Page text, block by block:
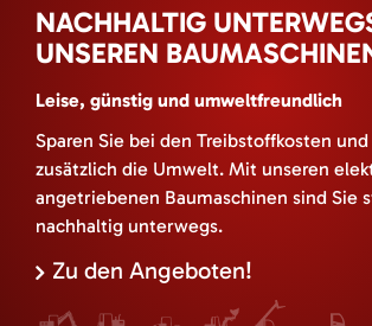
NACHHALTIG
UNSEREN
Leise, günstig und umweltfreundlich
Sparen Sie bei den Treibstoffkosten
zusätzlich die Umwelt. Mit unseren
angetriebenen Baumaschinen sind Sie
nachhaltig unterwegs.
Zu den Angeboten!